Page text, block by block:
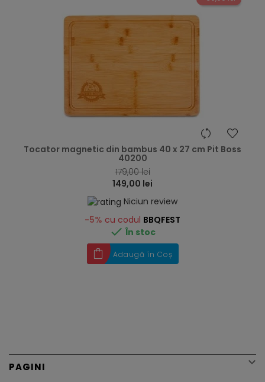
Tocator magnetic din bambus 40 x 27 cm Pit Boss
40200
179,00 lei
149,00 lei
Niciun review
-5% cu codul BBQFEST
 În stoc
Adaugă în Coș
PAGINI 